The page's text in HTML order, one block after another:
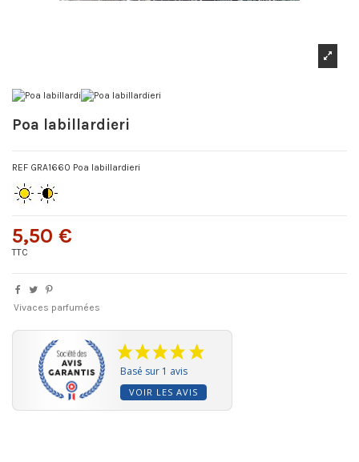
Poa labillardieri
REF GRA1660 Poa labillardieri
5,50 €
TTC
Vivaces parfumées
Basé sur 1 avis
VOIR LES AVIS